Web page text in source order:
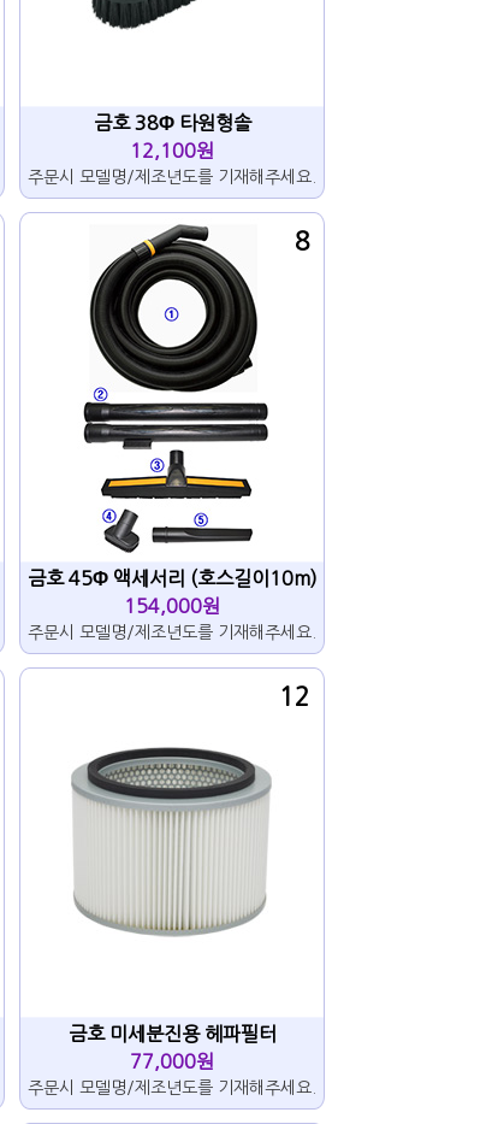
금호 38Φ 타원형솔
12,100원
주문시 모델명/제조년도를 기재해주세요.
금호 45Φ 액세서리 (호스길이10m)
154,000원
주문시 모델명/제조년도를 기재해주세요.
8
금호 미세분진용 헤파필터
77,000원
주문시 모델명/제조년도를 기재해주세요.
12